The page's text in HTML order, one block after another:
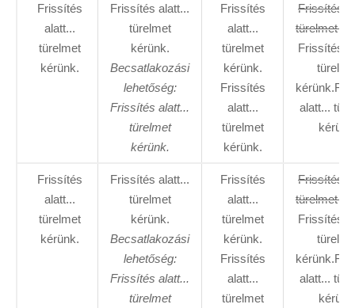
Frissítés
alatt...
türelmet
kérünk.
Frissítés alatt...
türelmet
kérünk.
Becsatlakozási
lehetőség:
Frissítés alatt...
türelmet
kérünk.
Frissítés
alatt...
türelmet
kérünk.
Frissítés
alatt...
türelmet
kérünk.
Frissítés
türelmet
Frissítés
alatt...
Frissítés
alatt...
türelmet
kérünk.
Frissítés alatt...
türelmet
kérünk.
Becsatlakozási
lehetőség:
Frissítés alatt...
türelmet
Frissítés
alatt...
türelmet
kérünk.
Frissítés
alatt...
türelmet
Frissítés
türelmet
Frissítés
alatt...